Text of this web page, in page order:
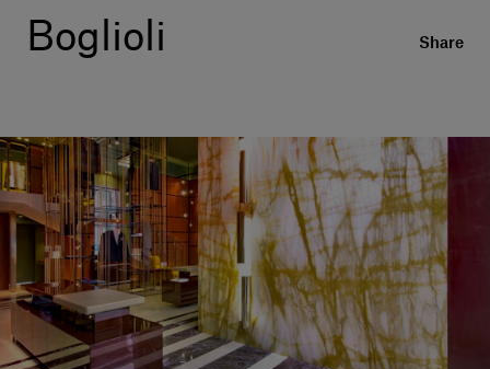
Arredo casa
Shop the Look
Storie di Design
Chi siamo
Vieni a trovarci
Servizi al cliente
Boglioli Share